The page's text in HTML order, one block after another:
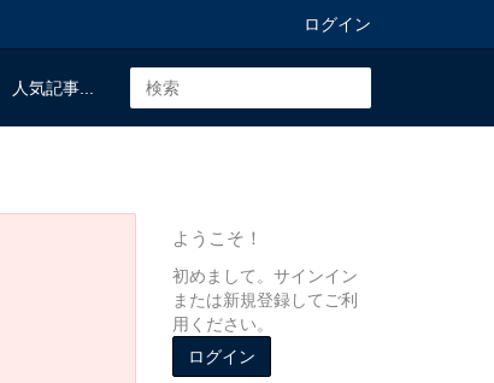
ログイン
人気記事...
ようこそ！
初めまして。サインイン
または新規登録してご利
用ください。
ログイン